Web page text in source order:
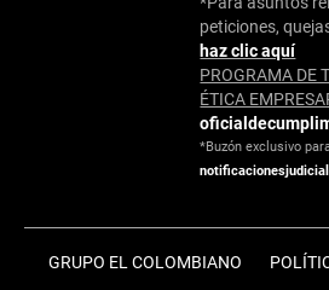
peticiones,
haz clic aquí
PROGRAMA DE
ÉTICA
*Buzón exclusivo
GRUPO EL COLOMBIANO